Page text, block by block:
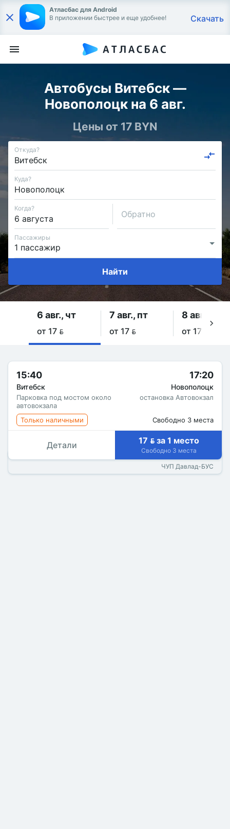
Атласбас для Android
В приложении быстрее и еще удобнее!
Скачать
Автобусы Витебск —
Новополоцк на 6 авг.
Цены от 17 BYN
Откуда?
Куда?
Когда?
Обратно
Пассажиры
Найти
6 авг., чт
от 17 
7 авг., пт
от 17 
8 авг., сб
от 17 
15:40
Витебск
Парковка под мостом около
автовокзала
17:20
Новополоцк
остановка Автовокзал
Только наличными Свободно 3 места
Детали 17  за 1 место
Свободно 3 места
ЧУП Давлад-БУС